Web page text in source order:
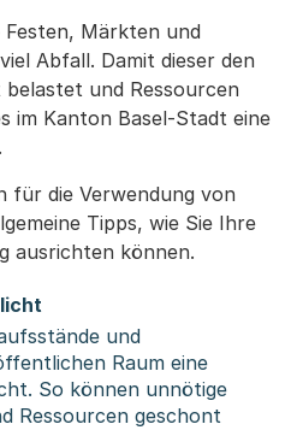
Märkten und
Abfall. Damit dieser den
und Ressourcen
im Kanton Basel-Stadt eine
für die Verwendung von
Tipps, wie Sie Ihre
ausrichten können.
und
Raum eine
So können unnötige
Ressourcen geschont